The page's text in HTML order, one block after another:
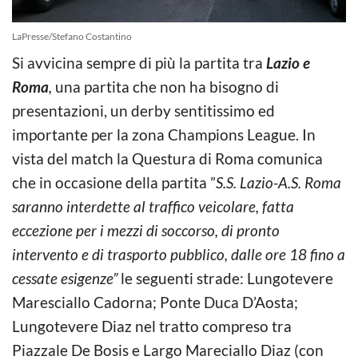
LaPresse/Stefano Costantino
Si avvicina sempre di più la partita tra Lazio e
Roma, una partita che non ha bisogno di
presentazioni, un derby sentitissimo ed
importante per la zona Champions League. In
vista del match la Questura di Roma comunica
che in occasione della partita ”S.S. Lazio-A.S. Roma
saranno interdette al traffico veicolare, fatta
eccezione per i mezzi di soccorso, di pronto
intervento e di trasporto pubblico, dalle ore 18 fino a
cessate esigenze”le seguenti strade: Lungotevere
Maresciallo Cadorna; Ponte Duca D’Aosta;
Lungotevere Diaz nel tratto compreso tra
Piazzale De Bosis e Largo Mareciallo Diaz (con